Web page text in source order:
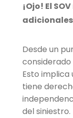
¡Ojo! El
Desde un
considerado
Esto
tiene
del siniestro.